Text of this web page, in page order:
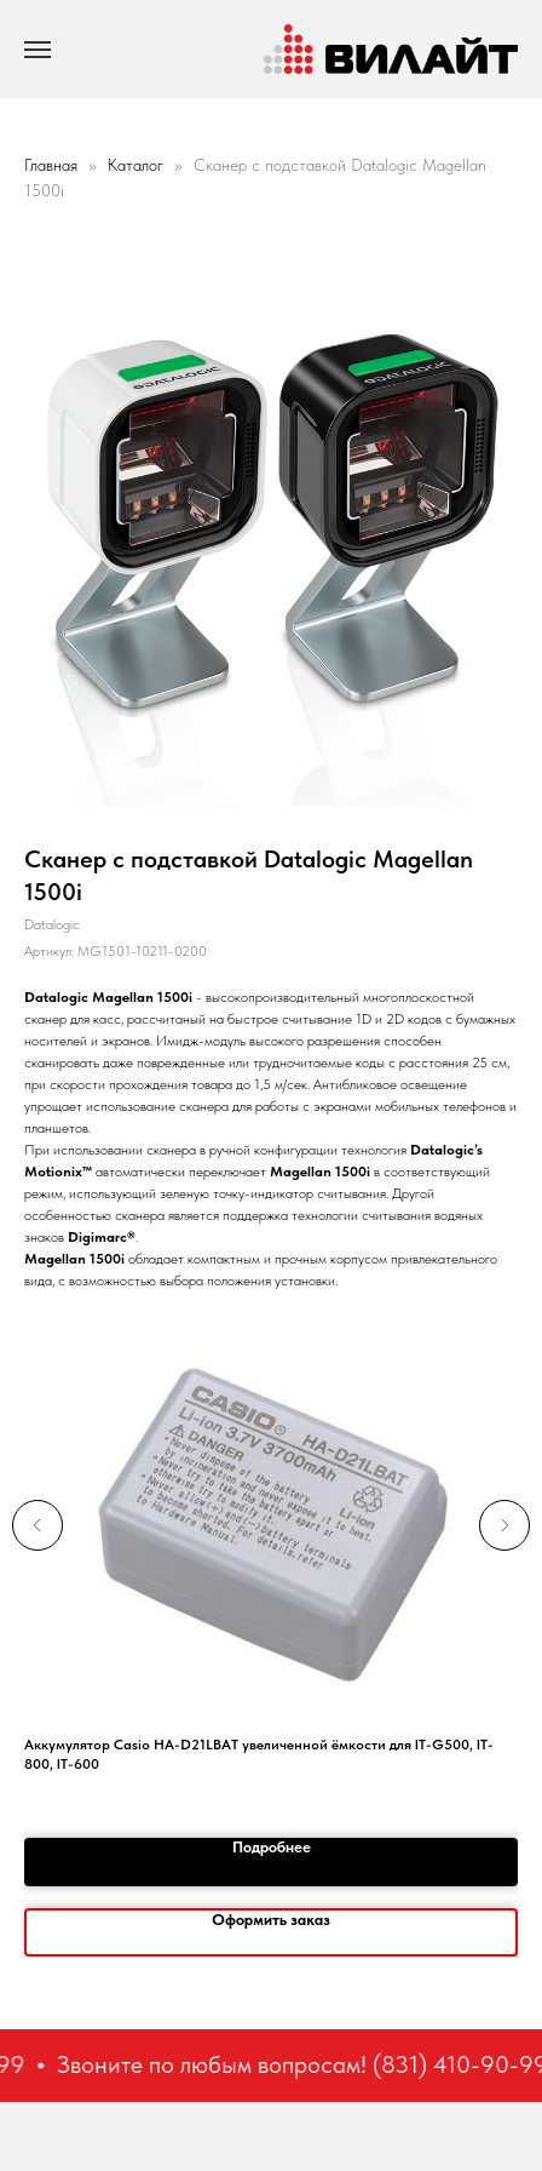
Главная Каталог
Сканер с подставкой Datalogic Magellan
1500i
Сканер с подставкой Datalogic Magellan
1500i
Datalogic
Артикул: MG1501-10211-0200
Datalogic Magellan 1500i - высокопроизводительный многоплоскостной
сканер для касс, рассчитаный на быстрое считывание 1D и 2D кодов с бумажных
носителей и экранов. Имидж-модуль высокого разрешения способен
сканировать даже поврежденные или трудночитаемые коды с расстояния 25 см,
при скорости прохождения товара до 1,5 м/сек. Антибликовое освещение
упрощает использование сканера для работы с экранами мобильных телефонов и
планшетов.
При использовании сканера в ручной конфигурации технология Datalogic’s
Motionix™ автоматически переключает Magellan 1500i в соответствующий
режим, использующий зеленую точку-индикатор считывания. Другой
особенностью сканера является поддержка технологии считывания водяных
знаков Digimarc®.
Magellan 1500i обладает компактным и прочным корпусом привлекательного
вида, с возможностью выбора положения установки.
Аккумулятор Casio HA-D21LBAT увеличенной ёмкости для IT-G500, IT-
800, IT-600
Подробнее
Оформить заказ
Звоните по любым вопросам! (831) 410-90-99